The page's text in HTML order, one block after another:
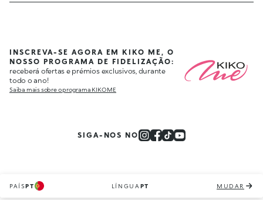
INSCREVA-SE AGORA EM KIKO ME, O
NOSSO PROGRAMA DE FIDELIZAÇÃO:
receberá ofertas e prémios exclusivos, durante
todo o ano!
Saiba mais sobre o programa KIKO ME
SIGA-NOS NO
PAÍSPT LÍNGUA PT MUDAR